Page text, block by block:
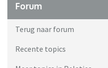
Forum
Terug naar forum
Recente topics